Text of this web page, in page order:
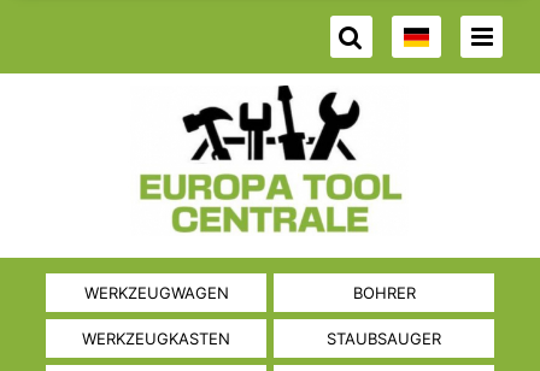
WERKZEUGWAGEN BOHRER
WERKZEUGKASTEN STAUBSAUGER